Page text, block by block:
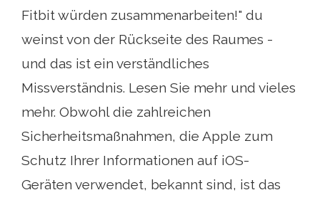
Fitbit würden zusammenarbeiten!" du
weinst von der Rückseite des Raumes -
und das ist ein verständliches
Missverständnis. Lesen Sie mehr und vieles
mehr. Obwohl die zahlreichen
Sicherheitsmaßnahmen, die Apple zum
Schutz Ihrer Informationen auf iOS-
Geräten verwendet, bekannt sind, ist das